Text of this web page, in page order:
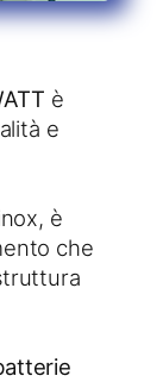
è
e
è
che